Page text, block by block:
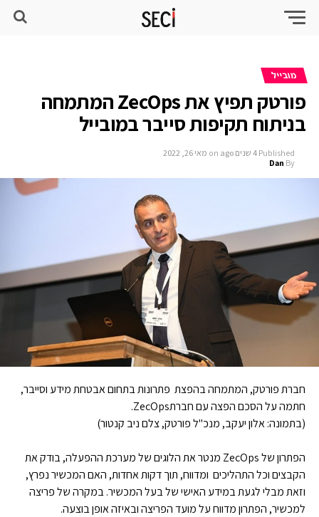
מובייל
פורטק תפיץ את ZecOps המתמחה
בניתוח תקיפות סייבר במובייל
Published 4 שנים ago on מאי 26, 2022
By
Dan
חברת פורטק, המתמחה בהפצת פתרונות בתחום אבטחת מידע וסייבר,
חתמה על הסכם הפצה עם חברתZecOps.
(בתמונה: אלון יעקב, מנכ"ל פורטק, צלם ניב קנטור)
הפתרון של ZecOps מנטר את הלוגים של מערכת ההפעלה, בודק את
הקבצים וכל התהליכים ומדווח, תוך דקות אחדות, האם המכשיר נפרץ,
וזאת מבלי לגעת במידע האישי של בעל המכשיר. במקרה של פריצה
למכשיר, הפתרון מדווח על מועד הפריצה ובאיזה אופן בוצעה.